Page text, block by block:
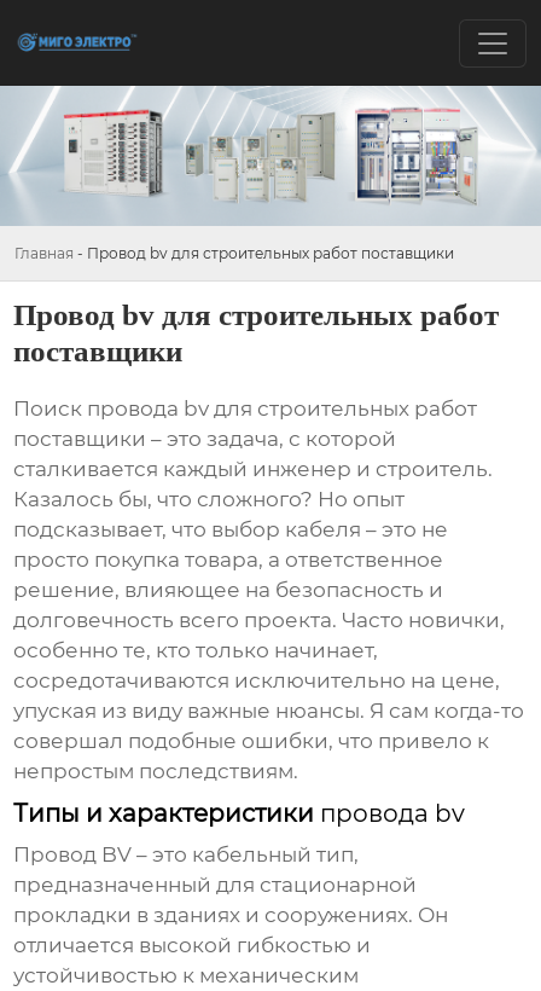
Главная - Провод bv для строительных работ поставщики
Провод bv для строительных работ
поставщики
Поиск провода bv для строительных работ
поставщики – это задача, с которой
сталкивается каждый инженер и строитель.
Казалось бы, что сложного? Но опыт
подсказывает, что выбор кабеля – это не
просто покупка товара, а ответственное
решение, влияющее на безопасность и
долговечность всего проекта. Часто новички,
особенно те, кто только начинает,
сосредотачиваются исключительно на цене,
упуская из виду важные нюансы. Я сам когда-то
совершал подобные ошибки, что привело к
непростым последствиям.
Типы и характеристики провода bv
Провод BV – это кабельный тип,
предназначенный для стационарной
прокладки в зданиях и сооружениях. Он
отличается высокой гибкостью и
устойчивостью к механическим